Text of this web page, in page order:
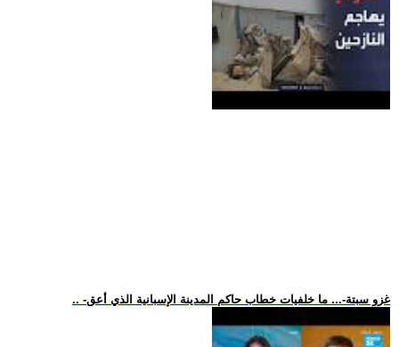
.. -غزو سبتة-... ما خلفيات خطاب حاكم المدينة الإسبانية الذي أعق